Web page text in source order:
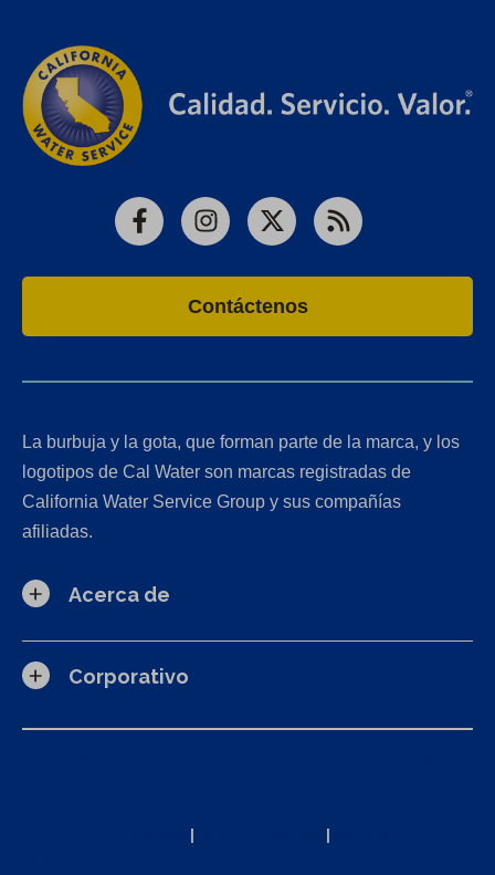
FacebookInstagram
X RSS
Contáctenos
La burbuja y la gota, que forman parte de la marca, y los
logotipos de Cal Water son marcas registradas de
California Water Service Group y sus compañías
afiliadas.
Acerca de
Corporativo
| |